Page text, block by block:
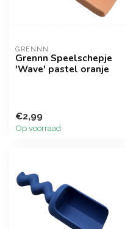
GRENNN
Grennn Speelschepje
'Wave' pastel oranje
€2,99
Op voorraad